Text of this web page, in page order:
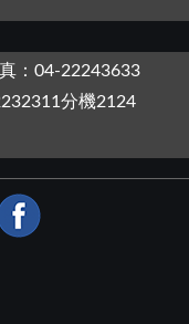
：04-22243633
分機2124